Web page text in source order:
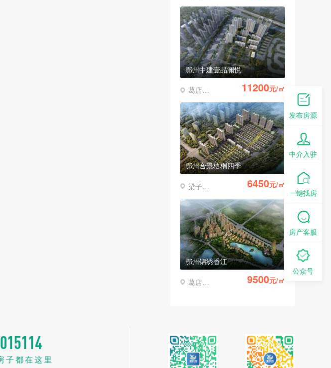
鄂州中建壹品澜悦
葛店经济开发区 11200元/㎡
鄂州合景梧桐四季
梁子湖区 6450元/㎡
鄂州锦绣香江
葛店经济开发区 9500元/㎡
鄂州万科五彩城
子都在这里
发布房源
中介入驻
一键找房
房产客服
公众号